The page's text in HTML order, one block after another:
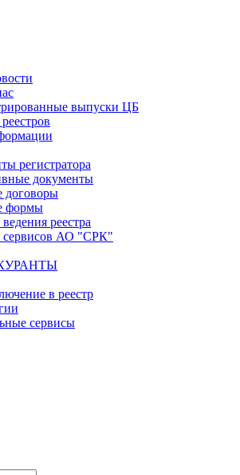
выпуски ЦБ
регистратора
документы
договоры
формы
реестра
сервисов АО "СРК"
в реестр
сервисы